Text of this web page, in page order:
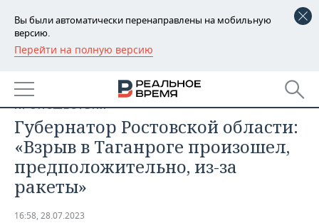
Вы были автоматически перенаправлены на мобильную
версию.
Перейти на полную версию
РЕГИОНЫ
БАШКОРТОСТАН
ТАТАРСТАН
УДМУРТИЯ
НОВОСТИ
АНАЛИТИКА
НОВОСТИ АНАЛИТИКИ
ДЕКЛАРАЦИИ О ДОХОДАХ
КОРОЛИ ГОСЗАКАЗА ПФО
ЭКОНОМИКА
НОВОСТИ ЭКОНОМИКИ
ФИНАНСЫ
ПРОМЫШЛЕННОСТЬ
НОВОСТИ
НЕДВИЖИМОСТЬ
ПРОИСШЕСТВИЯ
Губернатор Ростовской области:
«Взрыв в Таганроге произошел,
предположительно, из-за
ракеты»
16:58, 28.07.2023